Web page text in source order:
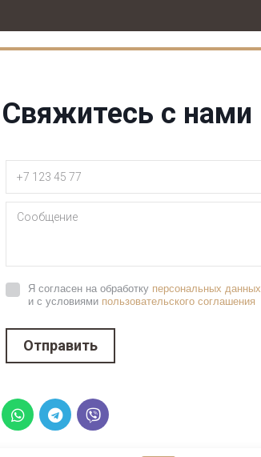
Свяжитесь с нами
Я согласен на обработку персональных данных
и с условиями пользовательского соглашения
Отправить